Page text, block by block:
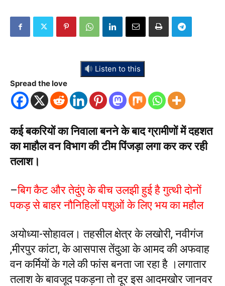
Listen to this
Spread the love
कई बकरियों का निवाला बनने के बाद ग्रामीणों में दहशत
का माहौल वन विभाग की टीम पिंजड़ा लगा कर कर रही
तलाश।
–बिग कैट और तेदुंए के बीच उलझी हुई है गुत्थी दोनों
पकड़ से बाहर नौनिहिलों पशुओं के लिए भय का महौल
अयोध्या-सोहावल। तहसील क्षेत्र के लखोरी, नवीगंज
,मीरपुर कांटा, के आसपास तेंदुआ के आमद की अफवाह
वन कर्मियों के गले की फांस बनता जा रहा है ।लगातार
तलाश के बावजूद पकड़ना तो दूर इस आदमखोर जानवर